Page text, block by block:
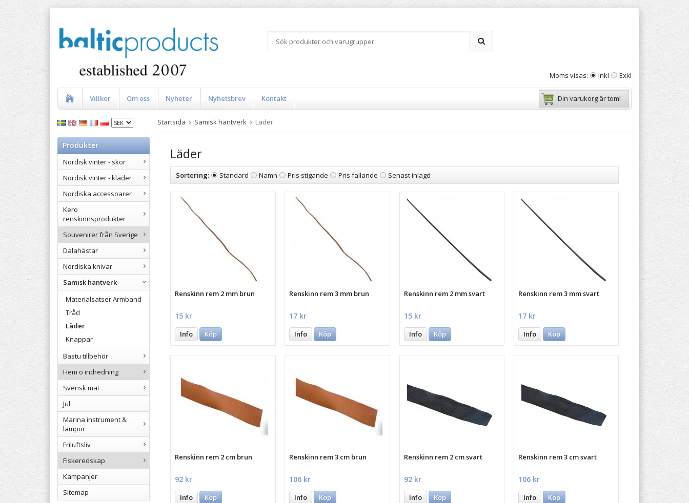
Moms visas: Inkl Exkl
Villkor Om oss Nyheter Nyhetsbrev Kontakt Din varukorg är tom!
Produkter
Nordisk vinter - skor
Nordisk vinter - kläder
Nordiska accessoarer
Kero
renskinnsprodukter
Souvenirer från Sverige
Dalahästar
Nordiska knivar
Samisk hantverk
Materialsatser Armband
Tråd
Läder
Knappar
Bastu tillbehör
Hem o indredning
Svensk mat
Jul
Marina instrument &
lampor
Friluftsliv
Fiskeredskap
Kampanjer
Sitemap
Startsida Samisk hantverk Läder
Läder
Sortering: Standard Namn Pris stigande Pris fallande Senast inlagd
Renskinn rem 2 mm brun
15 kr
Info Köp
Renskinn rem 3 mm brun
17 kr
Info Köp
Renskinn rem 2 mm svart
15 kr
Info Köp
Renskinn rem 3 mm svart
17 kr
Info Köp
Renskinn rem 2 cm brun
92 kr
Info Köp
Renskinn rem 3 cm brun
106 kr
Info Köp
Renskinn rem 2 cm svart
92 kr
Info Köp
Renskinn rem 3 cm svart
106 kr
Info Köp